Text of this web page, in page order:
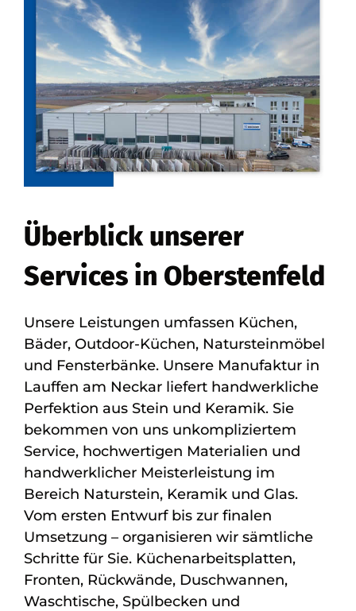
Überblick unserer
Services in Oberstenfeld
Unsere Leistungen umfassen Küchen,
Bäder, Outdoor-Küchen, Natursteinmöbel
und Fensterbänke. Unsere Manufaktur in
Lauffen am Neckar liefert handwerkliche
Perfektion aus Stein und Keramik. Sie
bekommen von uns unkompliziertem
Service, hochwertigen Materialien und
handwerklicher Meisterleistung im
Bereich Naturstein, Keramik und Glas.
Vom ersten Entwurf bis zur finalen
Umsetzung – organisieren wir sämtliche
Schritte für Sie. Küchenarbeitsplatten,
Fronten, Rückwände, Duschwannen,
Waschtische, Spülbecken und